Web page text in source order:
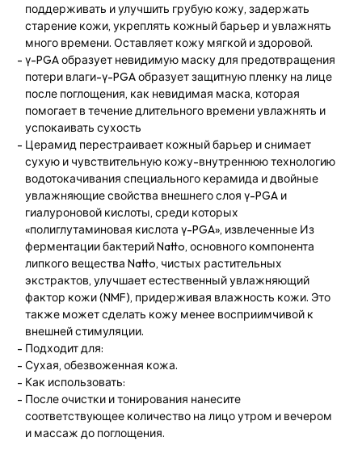
поддерживать и улучшить грубую кожу, задержать
старение кожи, укреплять кожный барьер и увлажнять
много времени. Оставляет кожу мягкой и здоровой.
γ-PGA образует невидимую маску для предотвращения
потери влаги-γ-PGA образует защитную пленку на лице
после поглощения, как невидимая маска, которая
помогает в течение длительного времени увлажнять и
успокаивать сухость
Церамид перестраивает кожный барьер и снимает
сухую и чувствительную кожу-внутреннюю технологию
водотокачивания специального керамида и двойные
увлажняющие свойства внешнего слоя γ-PGA и
гиалуроновой кислоты, среди которых
«полиглутаминовая кислота γ-PGA», извлеченные Из
ферментации бактерий Natto, основного компонента
липкого вещества Natto, чистых растительных
экстрактов, улучшает естественный увлажняющий
фактор кожи (NMF), придерживая влажность кожи. Это
также может сделать кожу менее восприимчивой к
внешней стимуляции.
Подходит для:
Сухая, обезвоженная кожа.
Как использовать:
После очистки и тонирования нанесите
соответствующее количество на лицо утром и вечером
и массаж до поглощения.